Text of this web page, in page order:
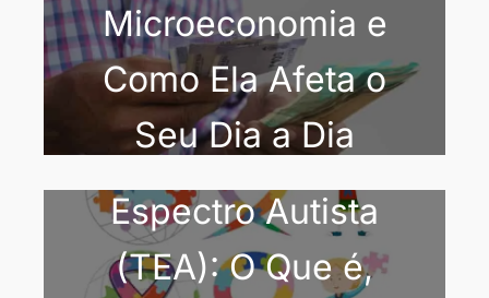
Microeconomia e
Como Ela Afeta o
Seu Dia a Dia
Entendendo o
Transtorno do
Espectro Autista
(TEA): O Que é,